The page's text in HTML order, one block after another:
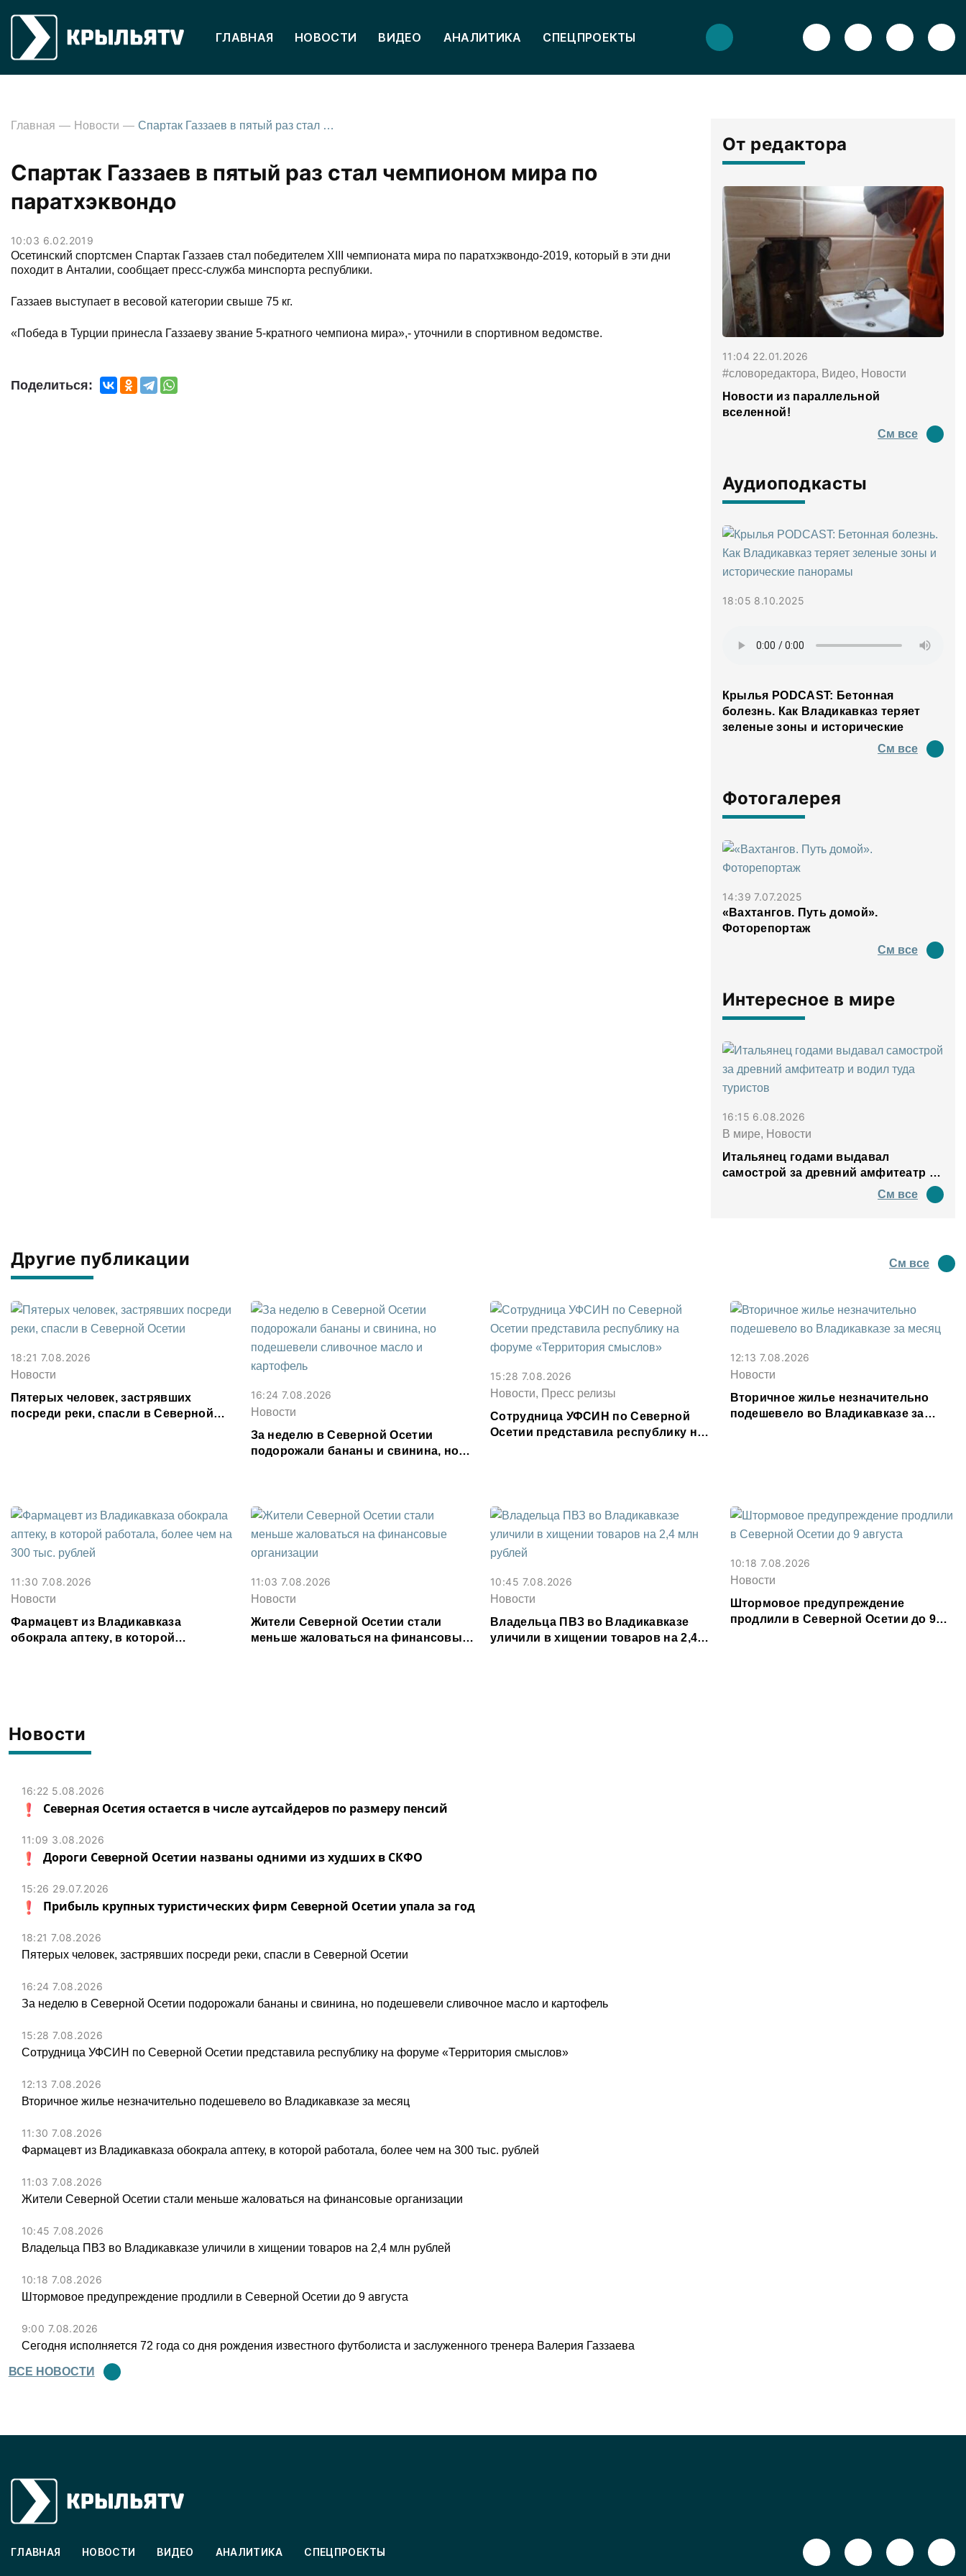
ГЛАВНАЯ НОВОСТИ ВИДЕО АНАЛИТИКА СПЕЦПРОЕКТЫ
Новости
16:22 5.08.2026
Северная Осетия остается в числе аутсайдеров по размеру пенсий
11:09 3.08.2026
Дороги Северной Осетии названы одними из худших в СКФО
15:26 29.07.2026
Прибыль крупных туристических фирм Северной Осетии упала за год
18:21 7.08.2026
Пятерых человек, застрявших посреди реки, спасли в Северной Осетии
16:24 7.08.2026
За неделю в Северной Осетии подорожали бананы и свинина, но подешевели сливочное масло и картофель
15:28 7.08.2026
Сотрудница УФСИН по Северной Осетии представила республику на форуме «Территория смыслов»
12:13 7.08.2026
Вторичное жилье незначительно подешевело во Владикавказе за месяц
11:30 7.08.2026
Фармацевт из Владикавказа обокрала аптеку, в которой работала, более чем на 300 тыс. рублей
11:03 7.08.2026
Жители Северной Осетии стали меньше жаловаться на финансовые организации
10:45 7.08.2026
Владельца ПВЗ во Владикавказе уличили в хищении товаров на 2,4 млн рублей
10:18 7.08.2026
Штормовое предупреждение продлили в Северной Осетии до 9 августа
9:00 7.08.2026
Сегодня исполняется 72 года со дня рождения известного футболиста и заслуженного тренера Валерия Газзаева
ВСЕ НОВОСТИ
Главная Новости Спартак Газзаев в пятый раз стал чемпионом мира по паратхэквондо
Спартак Газзаев в пятый раз стал чемпионом мира по
паратхэквондо
10:03 6.02.2019
Осетинский спортсмен Спартак Газзаев стал победителем XIII чемпионата мира по паратхэквондо-2019, который в эти дни
походит в Анталии, сообщает пресс-служба минспорта республики.
Газзаев выступает в весовой категории свыше 75 кг.
«Победа в Турции принесла Газзаеву звание 5-кратного чемпиона мира»,- уточнили в спортивном ведомстве.
Поделиться:
От редактора
11:04 22.01.2026
#словоредактора, Видео, Новости
Новости из параллельной
вселенной!
См все
Аудиоподкасты
18:05 8.10.2025
Крылья PODCAST: Бетонная
болезнь. Как Владикавказ теряет
зеленые зоны и исторические
См все
Фотогалерея
14:39 7.07.2025
«Вахтангов. Путь домой».
Фоторепортаж
См все
Интересное в мире
16:15 6.08.2026
В мире, Новости
Итальянец годами выдавал
самострой за древний амфитеатр и
См все
Другие публикации См все
18:21 7.08.2026
Новости
Пятерых человек, застрявших
посреди реки, спасли в Северной
16:24 7.08.2026
Новости
За неделю в Северной Осетии
подорожали бананы и свинина, но
15:28 7.08.2026
Новости, Пресс релизы
Сотрудница УФСИН по Северной
Осетии представила республику на
12:13 7.08.2026
Новости
Вторичное жилье незначительно
подешевело во Владикавказе за
11:30 7.08.2026
Новости
Фармацевт из Владикавказа
обокрала аптеку, в которой
11:03 7.08.2026
Новости
Жители Северной Осетии стали
меньше жаловаться на финансовые
10:45 7.08.2026
Новости
Владельца ПВЗ во Владикавказе
уличили в хищении товаров на 2,4
10:18 7.08.2026
Новости
Штормовое предупреждение
продлили в Северной Осетии до 9
ГЛАВНАЯ НОВОСТИ ВИДЕО АНАЛИТИКА СПЕЦПРОЕКТЫ